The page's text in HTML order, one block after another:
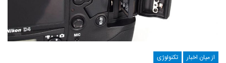
از میان اخبار تکنولوژی